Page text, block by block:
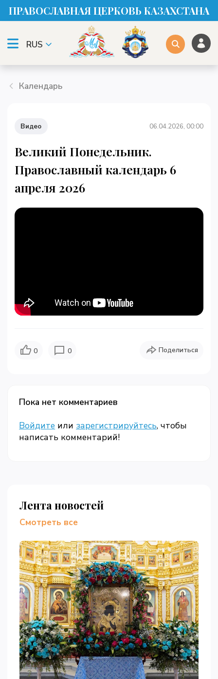
ПРАВОСЛАВНАЯ ЦЕРКОВЬ КАЗАХСТАНА
RUS
Календарь
Видео 06.04.2026, 00:00
Великий Понедельник.
Православный календарь 6
апреля 2026
0 0 Поделиться
Пока нет комментариев
Войдите или зарегистрируйтесь, чтобы
написать комментарий!
Лента новостей
Смотреть все